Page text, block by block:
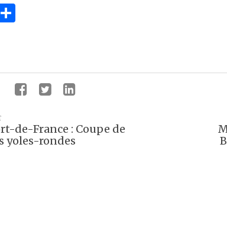
de-France : Coupe de
yoles-rondes